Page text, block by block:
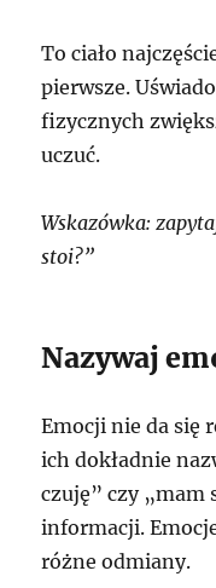
To ciało
pierwsze.
fizycznych
uczuć.
Wskazówka:
stoi?”
Nazywaj
Emocji nie da się
ich dokładnie
czuję” czy „mam
informacji.
różne odmiany.